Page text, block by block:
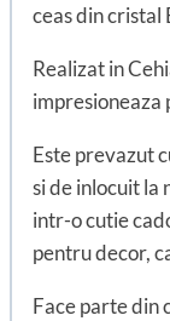
ceas din cristal
Realizat in
impresioneaza
Este prevazut
si de inlocuit la
intr-o cutie
pentru decor,
Face parte din